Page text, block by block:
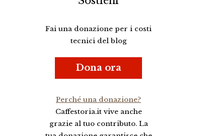
Fai una donazione per i costi
tecnici del blog
Dona ora
Perché una donazione?
Caffestoria.it vive anche
grazie al tuo contributo. La